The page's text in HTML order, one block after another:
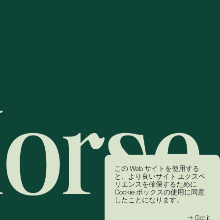
この Web サイトを使用する
と、より良いサイト エクスペ
リエンスを確保するために
Cookie ボックスの使用に同意
したことになります。
→ Got it